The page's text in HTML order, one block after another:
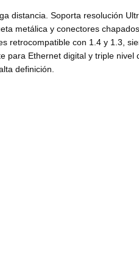
distancia. Soporta resolución
metálica y conectores
retrocompatible con 1.4 y 1.3,
para Ethernet digital y triple nivel
definición.